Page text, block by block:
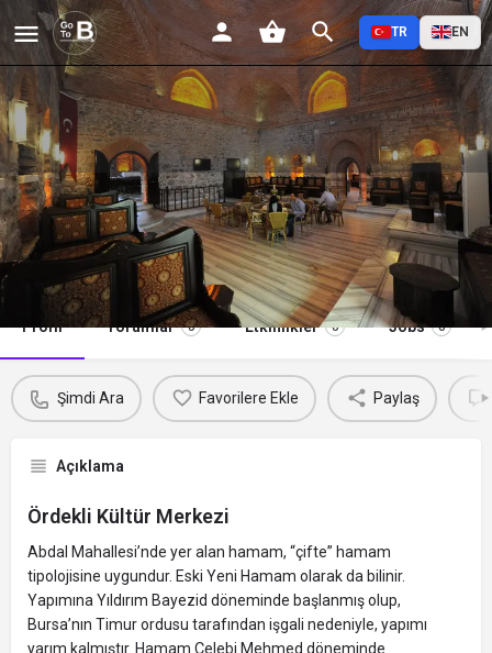
TR EN
Ördekli Kültür Merkezi
Şimdi Ara
Profil Yorumlar 0 Etkinlikler 0 Jobs 0
Şimdi Ara Favorilere Ekle Paylaş
Açıklama
Ördekli Kültür Merkezi
Abdal Mahallesi’nde yer alan hamam, “çifte” hamam
tipolojisine uygundur. Eski Yeni Hamam olarak da bilinir.
Yapımına Yıldırım Bayezid döneminde başlanmış olup,
Bursa’nın Timur ordusu tarafından işgali nedeniyle, yapımı
yarım kalmıştır. Hamam Çelebi Mehmed döneminde